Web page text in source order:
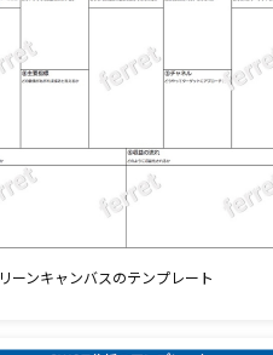
リーンキャンバスのテンプレート